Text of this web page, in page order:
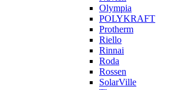
Olympia
POLYKRAFT
Protherm
Riello
Rinnai
Roda
Rossen
SolarVille